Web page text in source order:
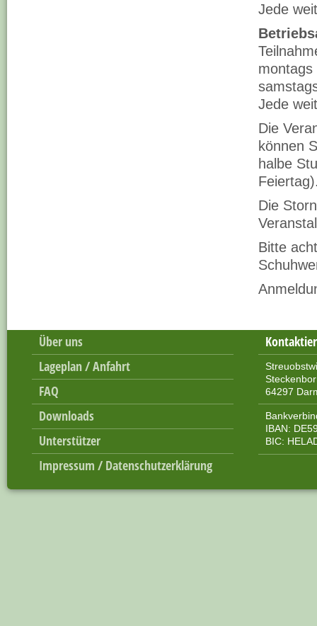
Jede
Jede
Die
können
halbe
Die
Bitte
Über uns
Lageplan / Anfahrt
FAQ
Downloads
Unterstützer
Impressum / Datenschutzerklärung
64297
IBAN:
BIC: